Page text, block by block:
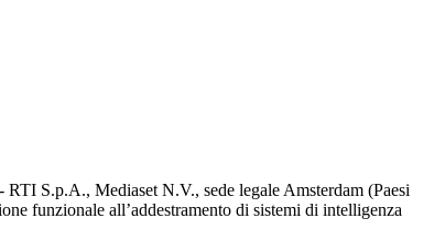
S.p.A., Mediaset N.V., sede legale Amsterdam (Paesi
funzionale all’addestramento di sistemi di intelligenza